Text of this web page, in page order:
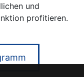
und
profitieren.